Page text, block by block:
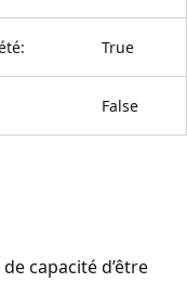
True
False
capacité d’être